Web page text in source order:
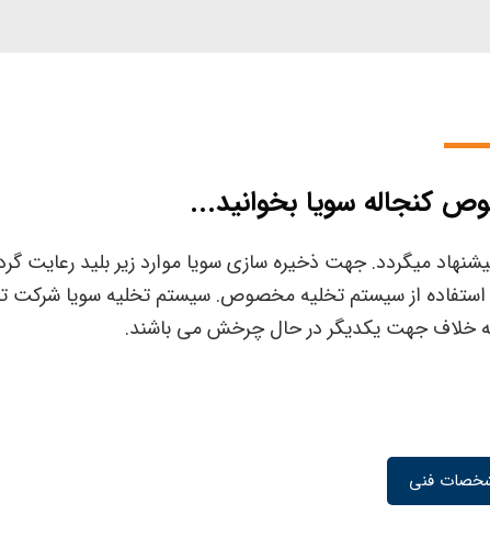
کنجاله سویا بخوانید...
میگردد. جهت ذخیره سازی سویا موارد زیر بلید رعایت
استفاده از سیستم تخلیه مخصوص. سیستم تخلیه سویا شرکت
خلاف جهت یکدیگر در حال چرخش می باشند.
فنی